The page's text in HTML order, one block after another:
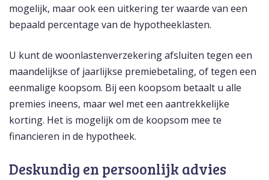
mogelijk, maar ook een uitkering ter waarde van een
bepaald percentage van de hypotheeklasten.
U kunt de woonlastenverzekering afsluiten tegen een
maandelijkse of jaarlijkse premiebetaling, of tegen een
eenmalige koopsom. Bij een koopsom betaalt u alle
premies ineens, maar wel met een aantrekkelijke
korting. Het is mogelijk om de koopsom mee te
financieren in de hypotheek.
Deskundig en persoonlijk advies